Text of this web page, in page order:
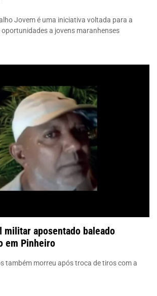
Jovem é uma iniciativa voltada para a
a jovens maranhenses
militar aposentado baleado
em Pinheiro
também morreu após troca de tiros com a